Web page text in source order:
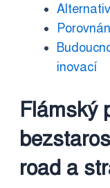
inovací
Flámský
road a